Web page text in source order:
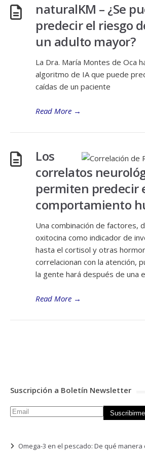
naturalKM – ¿Se
predecir el riesgo
un adulto mayor?
La Dra. María Montes de Oca
algoritmo de IA que puede
caídas de un paciente
Read More →
Los
correlatos
permiten predecir
comportamiento
Una combinación de factores,
oxitocina como indicador de
hasta el cortisol y otras
correlacionan con la atención,
la gente hará después de una
Read More →
Suscripción a Boletín Newsletter
Omega-3 en el pescado: De qué manera